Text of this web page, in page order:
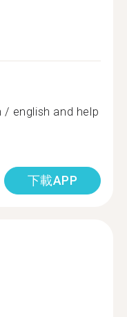
/ english and help
下載APP